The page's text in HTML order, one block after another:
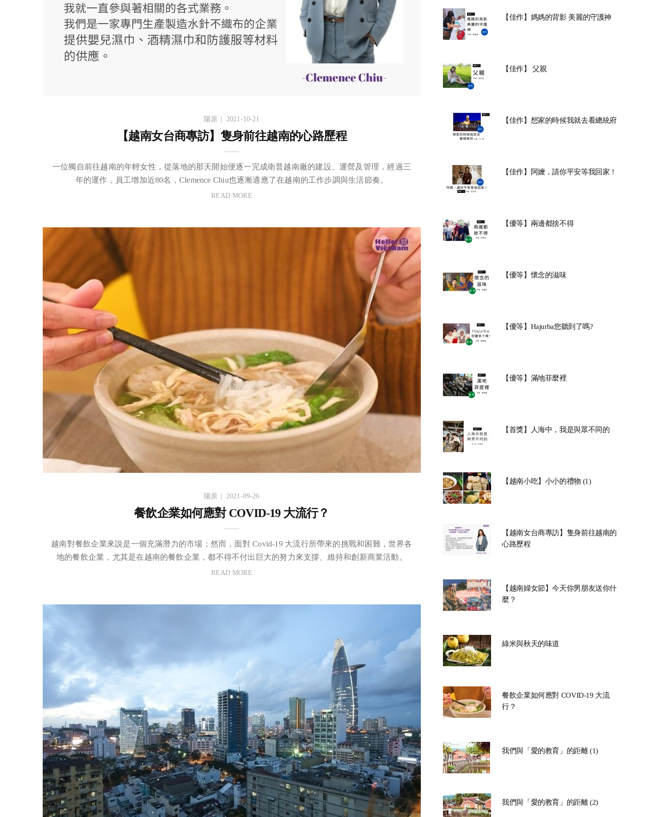
陽原 2021-10-21
【越南女台商專訪】隻身前往越南的心路歷程
一位獨自前往越南的年輕女性，從落地的那天開始便逐一完成衛普越南廠的建設、運營及管理，經過三
年的運作，員工增加近80名，Clemence Chiu也逐漸適應了在越南的工作步調與生活節奏。
READ MORE
陽原 2021-09-26
餐飲企業如何應對 COVID-19 大流行？
越南對餐飲企業來說是一個充滿潛力的市場；然而，面對 Covid-19 大流行所帶來的挑戰和困難，世界各
地的餐飲企業，尤其是在越南的餐飲企業，都不得不付出巨大的努力來支撐、維持和創新商業活動。
READ MORE
【佳作】媽媽的背影 美麗的守護神
【佳作】 父親
【佳作】想家的時候我就去看總統府
【佳作】阿嬤，請你平安等我回家！
【優等】兩邊都捨不得
【優等】懷念的滋味
【優等】Hajurba您聽到了嗎?
【優等】滿地菲麼裡
【首獎】人海中，我是與眾不同的
【越南小吃】小小的禮物 (1)
【越南女台商專訪】隻身前往越南的
心路歷程
【越南婦女節】今天你男朋友送你什
麼？
綠米與秋天的味道
餐飲企業如何應對 COVID-19 大流
行？
我們與「愛的教育」的距離 (1)
我們與「愛的教育」的距離 (2)